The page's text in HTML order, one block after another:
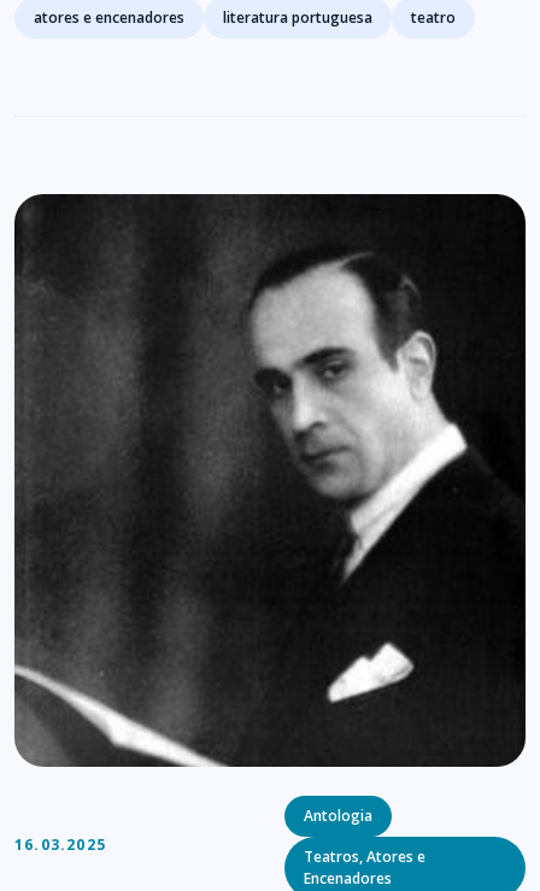
Tags
atores e encenadores literatura portuguesa teatro
16.03.2025
Categories
Antologia
Teatros, Atores e
Encenadores